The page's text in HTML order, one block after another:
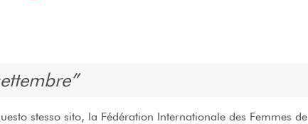
stesso sito, la Fédération Internationale des Femmes de